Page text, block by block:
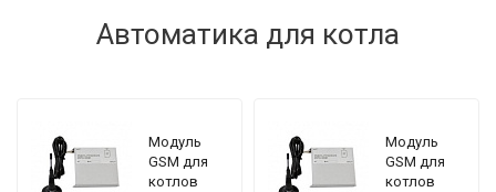
Автоматика для котла
Модуль
GSM для
котлов
Модуль
GSM для
котлов